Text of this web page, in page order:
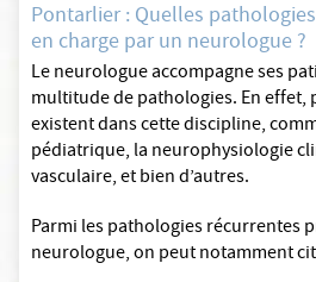
Pontarlier : Quelles
en charge par un neurologue ?
Le neurologue accompagne ses
multitude de pathologies. En effet,
existent dans cette discipline,
pédiatrique, la neurophysiologie
vasculaire, et bien d’autres.
Parmi les pathologies récurrentes
neurologue, on peut notamment